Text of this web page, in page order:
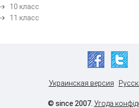
10 класс
11 класс
Украинская версия
© since 2007. Угода